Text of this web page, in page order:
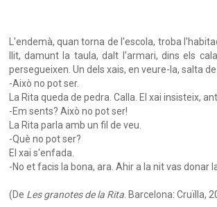
L'endemà, quan torna de l'escola, troba
llit, damunt la taula, dalt l'armari, dins els
persegueixen. Un dels xais, en veure-la, salta
-Això no pot ser.
La Rita queda de pedra. Calla. El xai insisteix,
-Em sents? Això no pot ser!
La Rita parla amb un fil de veu.
-Què no pot ser?
El xai s'enfada.
-No et facis la bona, ara. Ahir a la nit vas
(De Les granotes de la Rita. Barcelona: Cruïlla,